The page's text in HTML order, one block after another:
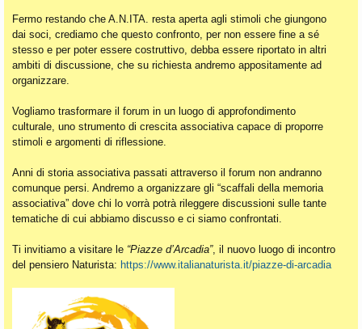
Fermo restando che A.N.ITA. resta aperta agli stimoli che giungono
dai soci, crediamo che questo confronto, per non essere fine a sé
stesso e per poter essere costruttivo, debba essere riportato in altri
ambiti di discussione, che su richiesta andremo appositamente ad
organizzare.
Vogliamo trasformare il forum in un luogo di approfondimento
culturale, uno strumento di crescita associativa capace di proporre
stimoli e argomenti di riflessione.
Anni di storia associativa passati attraverso il forum non andranno
comunque persi. Andremo a organizzare gli “scaffali della memoria
associativa” dove chi lo vorrà potrà rileggere discussioni sulle tante
tematiche di cui abbiamo discusso e ci siamo confrontati.
Ti invitiamo a visitare le “Piazze d’Arcadia”, il nuovo luogo di incontro
del pensiero Naturista: https://www.italianaturista.it/piazze-di-arcadia